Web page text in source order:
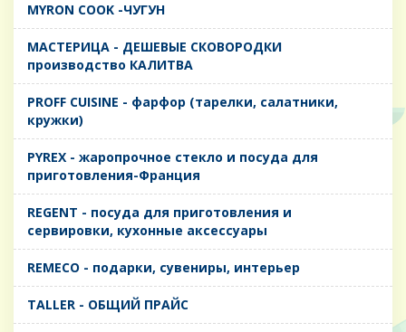
MYRON COOK -ЧУГУН
MАСТЕРИЦА - ДЕШЕВЫЕ СКОВОРОДКИ
производство КАЛИТВА
PROFF CUISINE - фарфор (тарелки, салатники,
кружки)
PYREX - жаропрочное стекло и посуда для
приготовления-Франция
REGENT - посуда для приготовления и
сервировки, кухонные аксессуары
REMECO - подарки, сувениры, интерьер
TALLER - ОБЩИЙ ПРАЙС